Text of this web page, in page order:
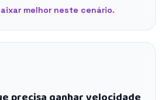
melhor neste cenário.